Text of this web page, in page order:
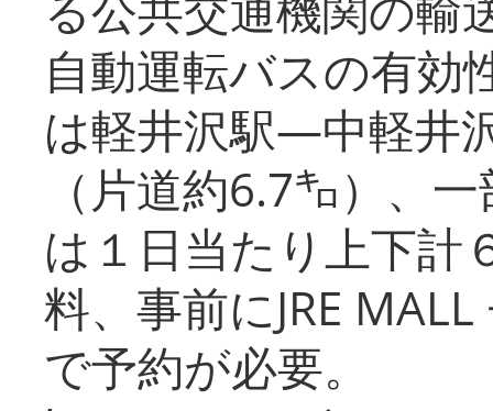
自動運転バスの有効
は軽井沢駅―中軽井
（片道約6.7㌔）、
は１日当たり上下計
料、事前にJRE
で予約が必要。